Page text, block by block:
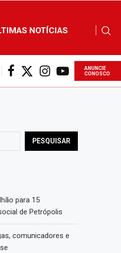
NOTÍCIAS
ANUNCIE
CONOSCO
PESQUISAR
para 15
de Petrópolis
comunicadores e